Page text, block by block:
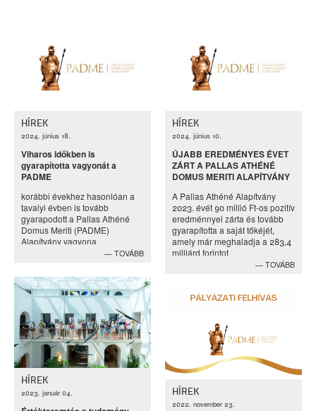
HÍREK
2024. június 18.
Viharos időkben is
gyarapította vagyonát a
PADME
korábbi évekhez hasonlóan a
tavalyi évben is tovább
gyarapodott a Pallas Athéné
Domus Meriti (PADME)
Alapítvány vagyona.
TOVÁBB
HÍREK
2023. január 04.
HÍREK
2024. június 10.
ÚJABB EREDMÉNYES ÉVET
ZÁRT A PALLAS ATHÉNÉ
DOMUS MERITI ALAPÍTVÁNY
A Pallas Athéné Alapítvány
2023. évét 90 millió Ft-os pozitív
eredménnyel zárta és tovább
gyarapította a saját tőkéjét,
amely már meghaladja a 283,4
milliárd forintot.
TOVÁBB
HÍREK
2022. november 23.